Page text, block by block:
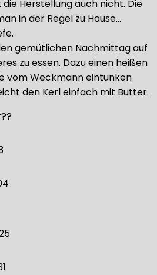
Herstellung auch nicht. Die
in der Regel zu Hause…
gemütlichen Nachmittag auf
zu essen. Dazu einen heißen
vom Weckmann eintunken
den Kerl einfach mit Butter.